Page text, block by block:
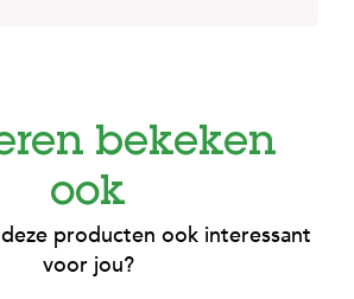
bekeken
ook
producten ook interessant
voor jou?